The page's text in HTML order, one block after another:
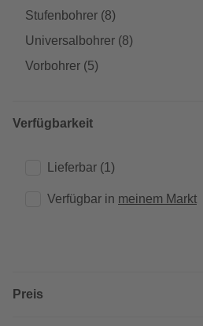
Stufenbohrer (8)
Universalbohrer (8)
Vorbohrer (5)
Verfügbarkeit
Lieferbar (1)
Verfügbar in meinem Markt
Preis